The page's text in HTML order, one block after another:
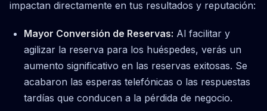
impactan directamente en tus resultados y reputación:
Mayor Conversión de Reservas: Al facilitar y
agilizar la reserva para los huéspedes, verás un
aumento significativo en las reservas exitosas. Se
acabaron las esperas telefónicas o las respuestas
tardías que conducen a la pérdida de negocio.